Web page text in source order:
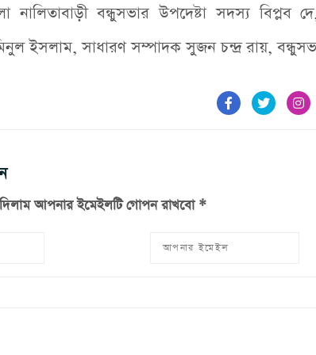
বন্ধুসভার উপদেষ্টা সদস্য বিপ্লব
ইসলাম, সাধারণ সম্পাদক সুজন চন্দ্র রায়,
আপনার ইমেইলটি গোপন রাখবো *